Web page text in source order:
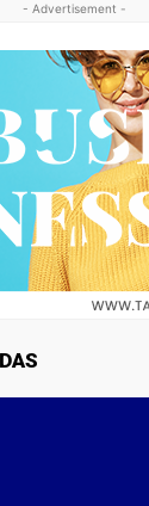
- Advertisement -